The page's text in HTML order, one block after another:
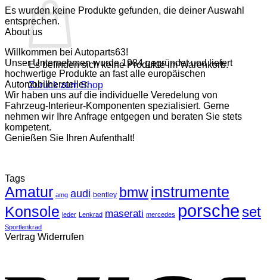
Es befinden sich keine Produkte im Warenkorb.
Zurück zum Shop
Es wurden keine Produkte gefunden, die deiner Auswahl
entsprechen.
About us
Willkommen bei Autoparts63!
Unser Unternehmen wurde 1984 gegründet und liefert
hochwertige Produkte an fast alle europäischen
Automobilhersteller.
Wir haben uns auf die individuelle Veredelung von
Fahrzeug-Interieur-Komponenten spezialisiert. Gerne
nehmen wir Ihre Anfrage entgegen und beraten Sie stets
kompetent.
Genießen Sie Ihren Aufenthalt!
Tags
Amatur amg audi bentley bmwinstrumente
Konsole leder Lenkrad maserati mercedes porsche set
Sportlenkrad
Vertrag Widerrufen